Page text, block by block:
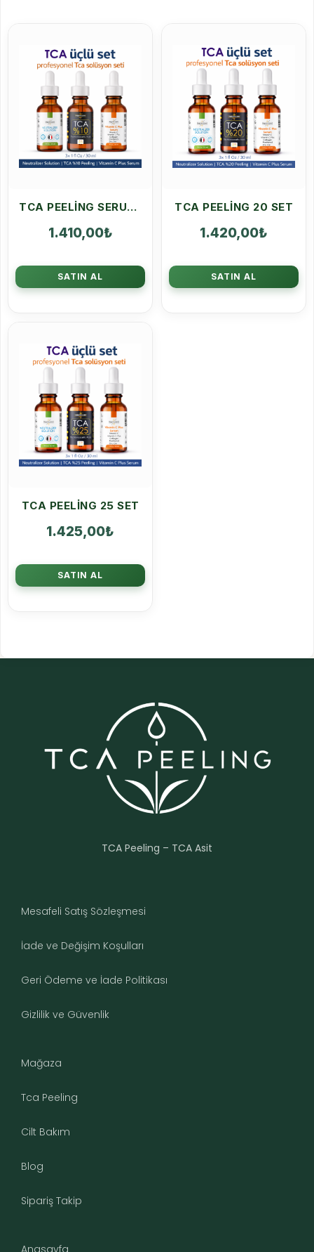
TCA PEELING SERUM 10 SET
1.410,00₺
SATIN AL
TCA PEELING 20 SET
1.420,00₺
SATIN AL
TCA PEELING 25 SET
1.425,00₺
SATIN AL
TCA Peeling – TCA Asit
Mesafeli Satış Sözleşmesi
İade ve Değişim Koşulları
Geri Ödeme ve İade Politikası
Gizlilik ve Güvenlik
Mağaza
Tca Peeling
Cilt Bakım
Blog
Sipariş Takip